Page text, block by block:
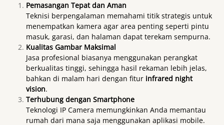
Pemasangan Tepat dan Aman
Teknisi berpengalaman memahami titik strategis untuk
menempatkan kamera agar area penting seperti pintu
masuk, garasi, dan halaman dapat terekam sempurna.
Kualitas Gambar Maksimal
Jasa profesional biasanya menggunakan perangkat
berkualitas tinggi, sehingga hasil rekaman lebih jelas,
bahkan di malam hari dengan fitur infrared night
vision.
Terhubung dengan Smartphone
Teknologi IP Camera memungkinkan Anda memantau
rumah dari mana saja menggunakan aplikasi mobile.